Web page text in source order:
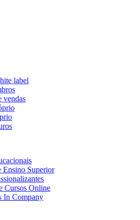
label
vendas
Ensino Superior
Cursos Online
In Company